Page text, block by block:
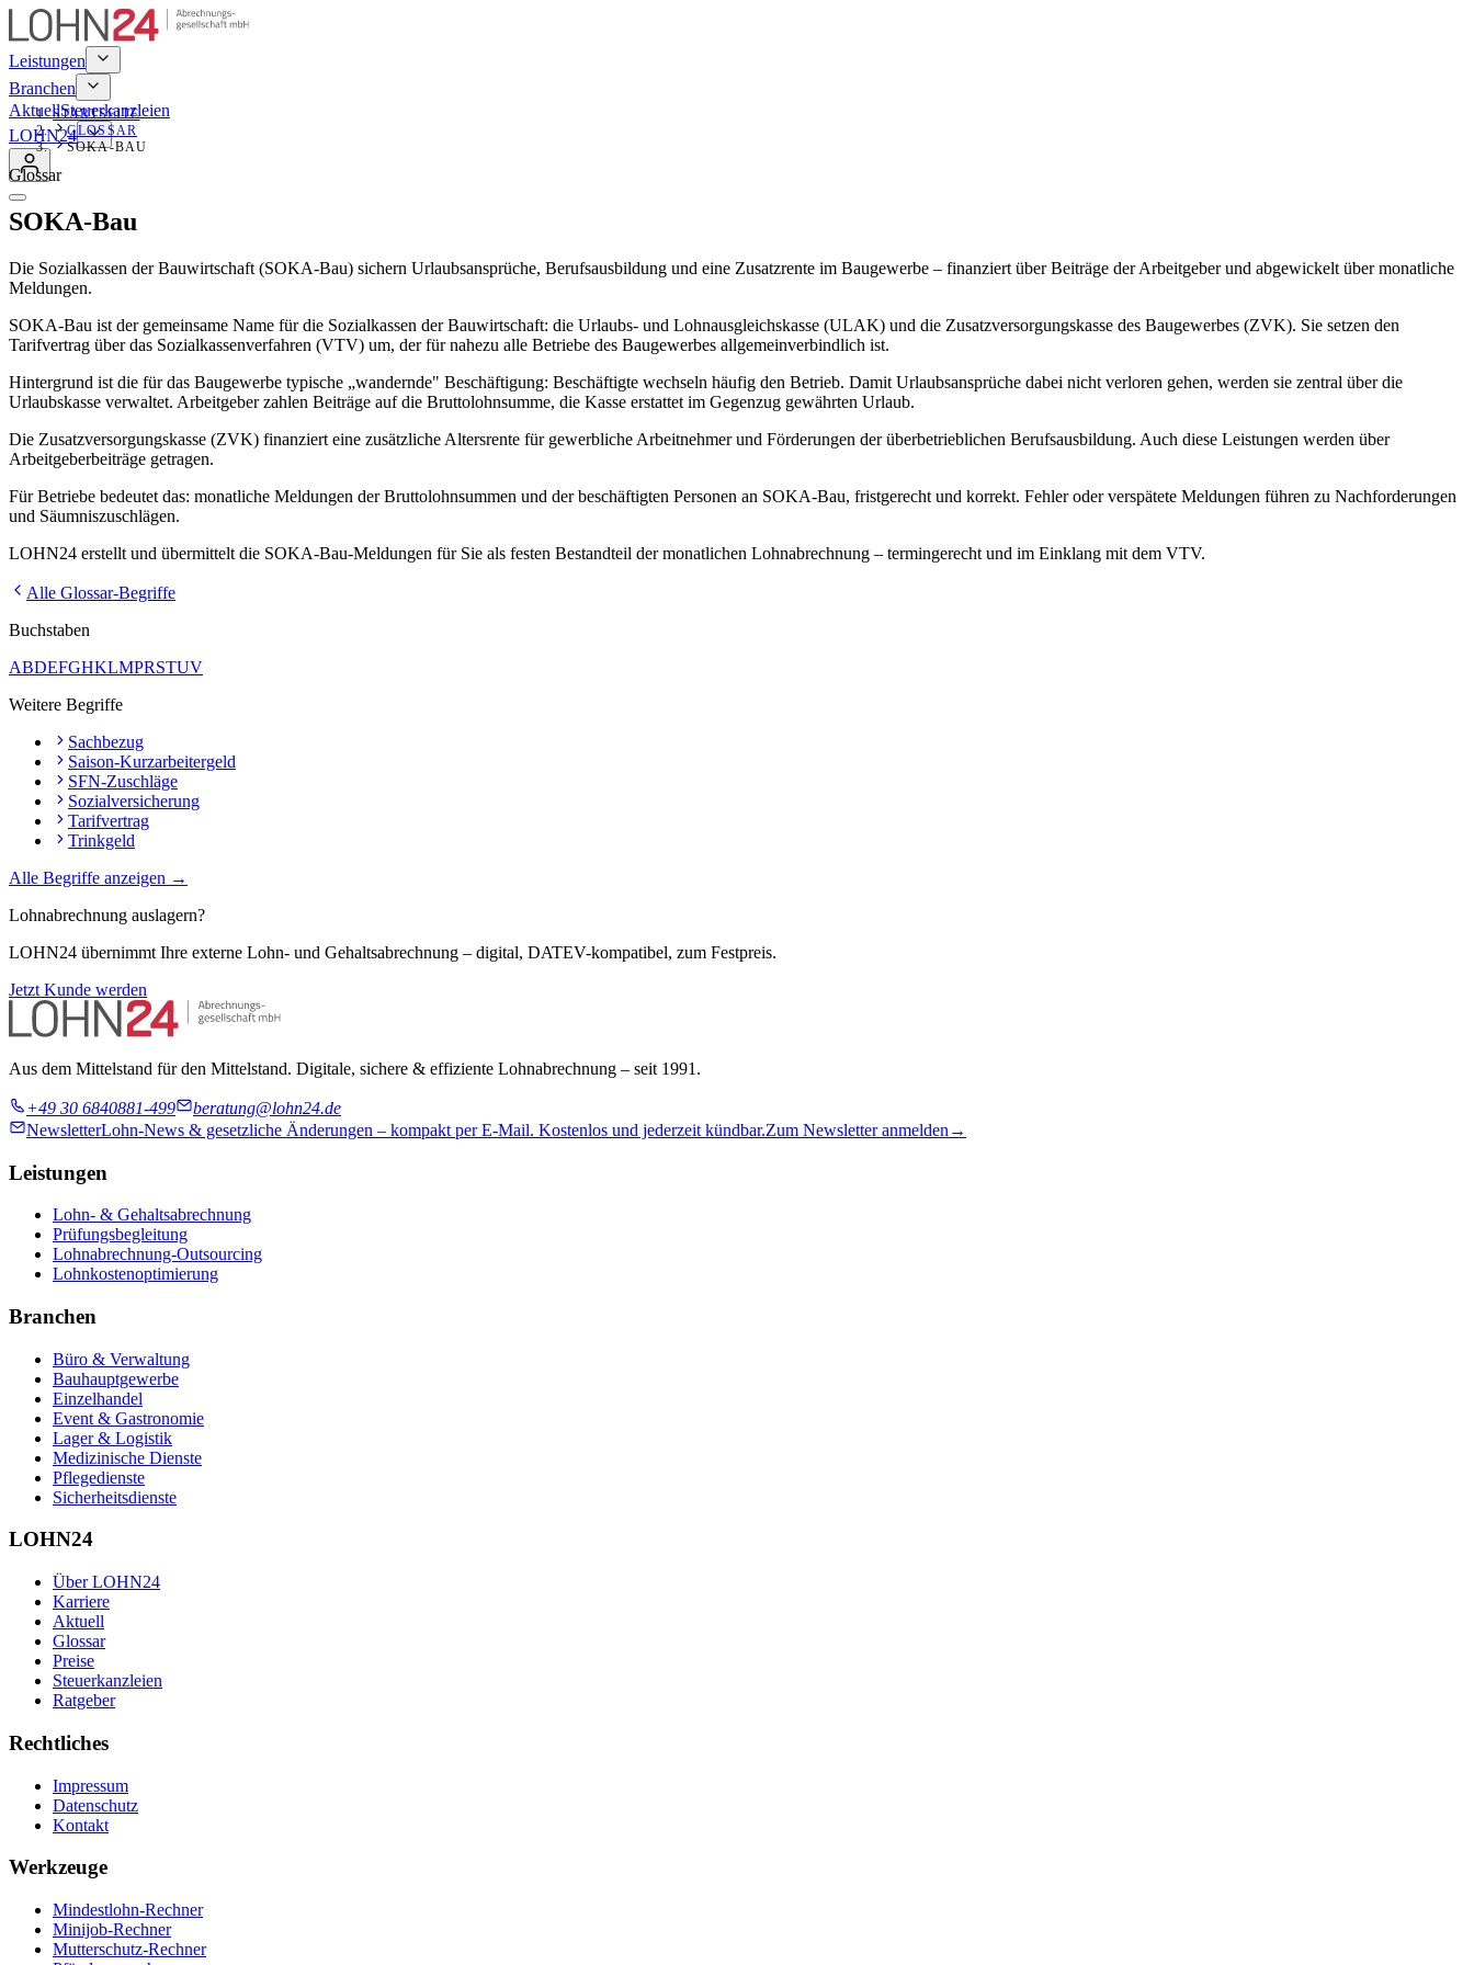
Leistungen
Branchen
AktuellSteuerkanzleien
LOHN24
STARTSEITE
GLOSSAR
SOKA-BAU
Glossar
SOKA-Bau
Die Sozialkassen der Bauwirtschaft (SOKA-Bau) sichern Urlaubsansprüche, Berufsausbildung und eine Zusatzrente im Baugewerbe – finanziert über Beiträge der Arbeitgeber und abgewickelt über monatliche
Meldungen.
SOKA-Bau ist der gemeinsame Name für die Sozialkassen der Bauwirtschaft: die Urlaubs- und Lohnausgleichskasse (ULAK) und die Zusatzversorgungskasse des Baugewerbes (ZVK). Sie setzen den
Tarifvertrag über das Sozialkassenverfahren (VTV) um, der für nahezu alle Betriebe des Baugewerbes allgemeinverbindlich ist.
Hintergrund ist die für das Baugewerbe typische „wandernde" Beschäftigung: Beschäftigte wechseln häufig den Betrieb. Damit Urlaubsansprüche dabei nicht verloren gehen, werden sie zentral über die
Urlaubskasse verwaltet. Arbeitgeber zahlen Beiträge auf die Bruttolohnsumme, die Kasse erstattet im Gegenzug gewährten Urlaub.
Die Zusatzversorgungskasse (ZVK) finanziert eine zusätzliche Altersrente für gewerbliche Arbeitnehmer und Förderungen der überbetrieblichen Berufsausbildung. Auch diese Leistungen werden über
Arbeitgeberbeiträge getragen.
Für Betriebe bedeutet das: monatliche Meldungen der Bruttolohnsummen und der beschäftigten Personen an SOKA-Bau, fristgerecht und korrekt. Fehler oder verspätete Meldungen führen zu Nachforderungen
und Säumniszuschlägen.
LOHN24 erstellt und übermittelt die SOKA-Bau-Meldungen für Sie als festen Bestandteil der monatlichen Lohnabrechnung – termingerecht und im Einklang mit dem VTV.
Alle Glossar-Begriffe
Buchstaben
ABDEFGHKLMPRSTUV
Weitere Begriffe
Sachbezug
Saison-Kurzarbeitergeld
SFN-Zuschläge
Sozialversicherung
Tarifvertrag
Trinkgeld
Alle Begriffe anzeigen →
Lohnabrechnung auslagern?
LOHN24 übernimmt Ihre externe Lohn- und Gehaltsabrechnung – digital, DATEV-kompatibel, zum Festpreis.
Jetzt Kunde werden
Aus dem Mittelstand für den Mittelstand. Digitale, sichere & effiziente Lohnabrechnung – seit 1991.
+49 30 6840881-499
beratung@lohn24.de
NewsletterLohn-News & gesetzliche Änderungen – kompakt per E-Mail. Kostenlos und jederzeit kündbar.Zum Newsletter anmelden →
Leistungen
Lohn- & Gehaltsabrechnung
Prüfungsbegleitung
Lohnabrechnung-Outsourcing
Lohnkostenoptimierung
Branchen
Büro & Verwaltung
Bauhauptgewerbe
Einzelhandel
Event & Gastronomie
Lager & Logistik
Medizinische Dienste
Pflegedienste
Sicherheitsdienste
LOHN24
Über LOHN24
Karriere
Aktuell
Glossar
Preise
Steuerkanzleien
Ratgeber
Rechtliches
Impressum
Datenschutz
Kontakt
Werkzeuge
Mindestlohn-Rechner
Minijob-Rechner
Mutterschutz-Rechner